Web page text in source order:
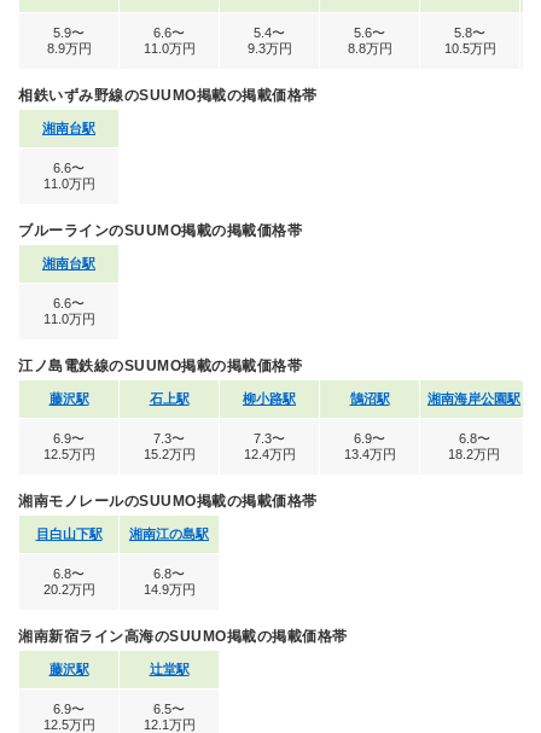
5.9〜
8.9万円
6.6〜
11.0万円
5.4〜
9.3万円
5.6〜
8.8万円
5.8〜
10.5万円
相鉄いずみ野線のSUUMO掲載の掲載価格帯
湘南台駅
6.6〜
11.0万円
ブルーラインのSUUMO掲載の掲載価格帯
湘南台駅
6.6〜
11.0万円
江ノ島電鉄線のSUUMO掲載の掲載価格帯
藤沢駅 石上駅 柳小路駅 鵠沼駅 湘南海岸公園駅
6.9〜
12.5万円
7.3〜
15.2万円
7.3〜
12.4万円
6.9〜
13.4万円
6.8〜
18.2万円
湘南モノレールのSUUMO掲載の掲載価格帯
目白山下駅 湘南江の島駅
6.8〜
20.2万円
6.8〜
14.9万円
湘南新宿ライン高海のSUUMO掲載の掲載価格帯
藤沢駅 辻堂駅
6.9〜
12.5万円
6.5〜
12.1万円